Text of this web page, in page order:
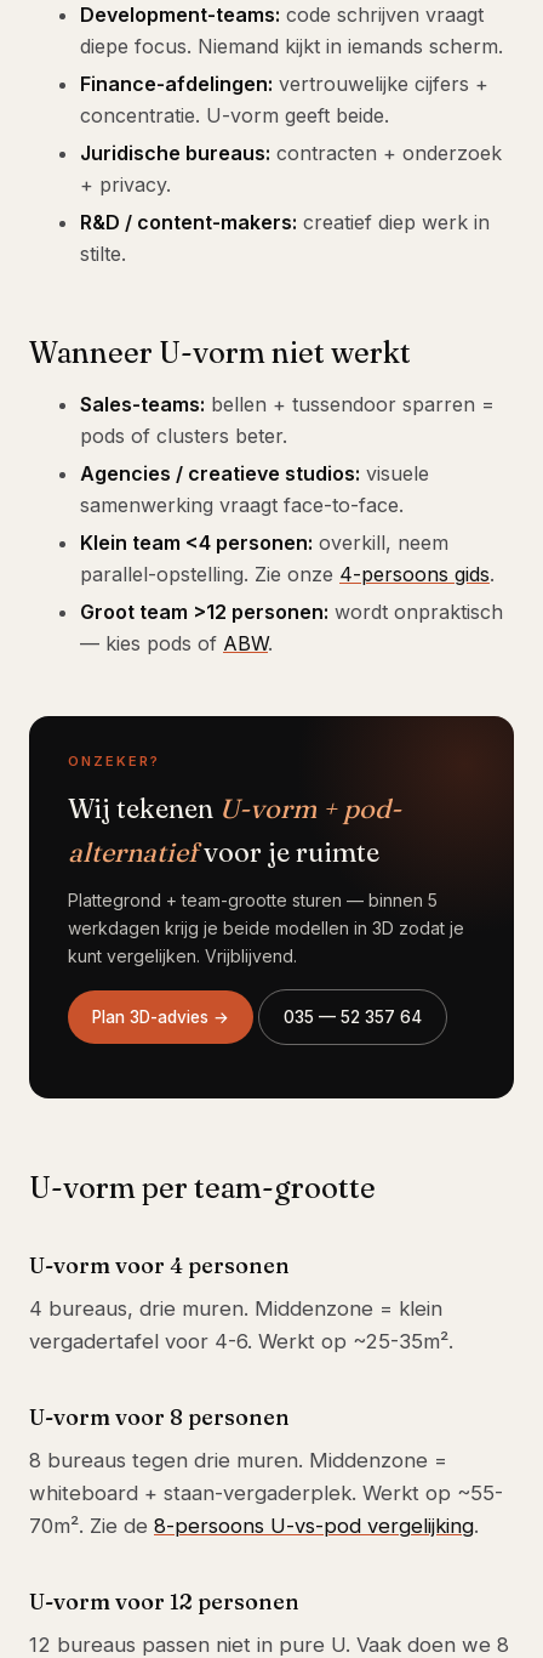
Development-teams: code schrijven vraagt
diepe focus. Niemand kijkt in iemands scherm.
Finance-afdelingen: vertrouwelijke cijfers +
concentratie. U-vorm geeft beide.
Juridische bureaus: contracten + onderzoek
+ privacy.
R&D / content-makers: creatief diep werk in
stilte.
Wanneer U-vorm niet werkt
Sales-teams: bellen + tussendoor sparren =
pods of clusters beter.
Agencies / creatieve studios: visuele
samenwerking vraagt face-to-face.
Klein team <4 personen: overkill, neem
parallel-opstelling. Zie onze 4-persoons gids.
Groot team >12 personen: wordt onpraktisch
— kies pods of ABW.
ONZEKER?
Wij tekenen U-vorm + pod-
alternatiefvoor je ruimte
Plattegrond + team-grootte sturen — binnen 5
werkdagen krijg je beide modellen in 3D zodat je
kunt vergelijken. Vrijblijvend.
Plan 3D-advies → 035 — 52 357 64
U-vorm per team-grootte
U-vorm voor 4 personen
4 bureaus, drie muren. Middenzone = klein
vergadertafel voor 4-6. Werkt op ~25-35m².
U-vorm voor 8 personen
8 bureaus tegen drie muren. Middenzone =
whiteboard + staan-vergaderplek. Werkt op ~55-
70m². Zie de 8-persoons U-vs-pod vergelijking.
U-vorm voor 12 personen
12 bureaus passen niet in pure U. Vaak doen we 8